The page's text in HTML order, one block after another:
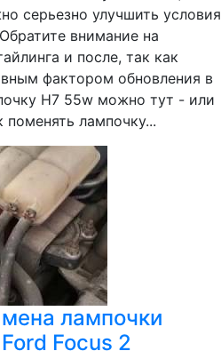
серьезно улучшить условия
внимание на
и после, так как
фактором обновления в
H7 55w можно тут - или
лампочку...
лампочки
Focus 2